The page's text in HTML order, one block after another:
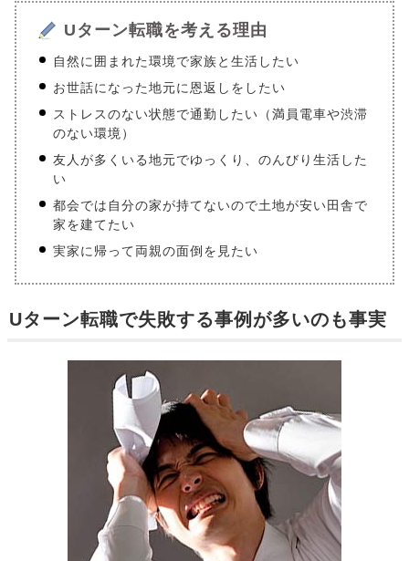
Uターン転職を考える理由
自然に囲まれた環境で家族と生活したい
お世話になった地元に恩返しをしたい
ストレスのない状態で通勤したい（満員電車や渋滞
のない環境）
友人が多くいる地元でゆっくり、のんびり生活した
い
都会では自分の家が持てないので土地が安い田舎で
家を建てたい
実家に帰って両親の面倒を見たい
Uターン転職で失敗する事例が多いのも事実